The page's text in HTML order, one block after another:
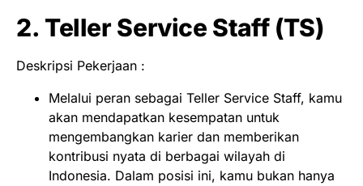
2. Teller Service Staff (TS)
Deskripsi Pekerjaan :
Melalui peran sebagai Teller Service Staff, kamu
akan mendapatkan kesempatan untuk
mengembangkan karier dan memberikan
kontribusi nyata di berbagai wilayah di
Indonesia. Dalam posisi ini, kamu bukan hanya